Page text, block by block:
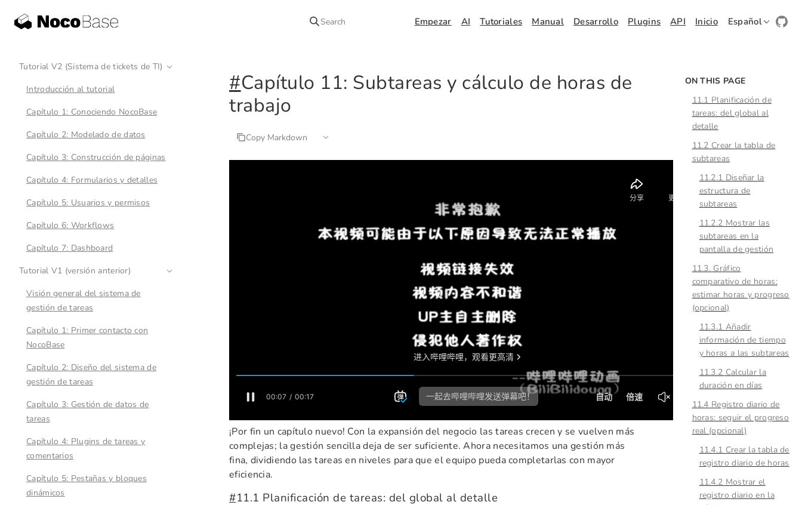
Search Empezar AI Tutoriales Manual Desarrollo Plugins API Inicio Español
Tutorial V2 (Sistema de tickets de TI)
Introducción al tutorial
Capítulo 1: Conociendo NocoBase
Capítulo 2: Modelado de datos
Capítulo 3: Construcción de páginas
Capítulo 4: Formularios y detalles
Capítulo 5: Usuarios y permisos
Capítulo 6: Workflows
Capítulo 7: Dashboard
Tutorial V1 (versión anterior)
Visión general del sistema de
gestión de tareas
Capítulo 1: Primer contacto con
NocoBase
Capítulo 2: Diseño del sistema de
gestión de tareas
Capítulo 3: Gestión de datos de
tareas
Capítulo 4: Plugins de tareas y
comentarios
Capítulo 5: Pestañas y bloques
dinámicos
#Capítulo 11: Subtareas y cálculo de horas de
trabajo
Copy Markdown
¡Por fin un capítulo nuevo! Con la expansión del negocio las tareas crecen y se vuelven más
complejas; la gestión sencilla deja de ser suficiente. Ahora necesitamos una gestión más
fina, dividiendo las tareas en niveles para que el equipo pueda completarlas con mayor
eficiencia.
#11.1 Planificación de tareas: del global al detalle
ON THIS PAGE
11.1 Planificación de
tareas: del global al
detalle
11.2 Crear la tabla de
subtareas
11.2.1 Diseñar la
estructura de
subtareas
11.2.2 Mostrar las
subtareas en la
pantalla de gestión
11.3. Gráfico
comparativo de horas:
estimar horas y progreso
(opcional)
11.3.1 Añadir
información de tiempo
y horas a las subtareas
11.3.2 Calcular la
duración en días
11.4 Registro diario de
horas: seguir el progreso
real (opcional)
11.4.1 Crear la tabla de
registro diario de horas
11.4.2 Mostrar el
registro diario en la